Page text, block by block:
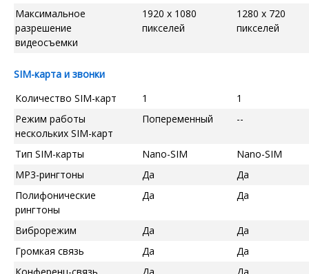
Максимальное
разрешение
видеосъемки
1920 x 1080
пикселей
1280 x 720
пикселей
SIM-карта и звонки
Количество SIM-карт
1
1
Режим работы
нескольких SIM-карт
Попеременный --
Тип SIM-карты Nano-SIM
Nano-SIM
MP3-рингтоны
Да
Да
Полифонические
рингтоны
Да Да
Виброрежим Да
Да
Громкая связь
Да
Да